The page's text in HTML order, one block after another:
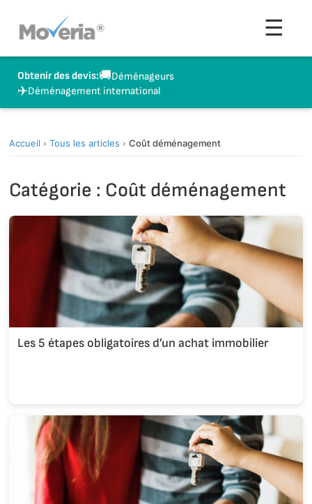
contenu
☰
Obtenir des devis:🚚Déménageurs
✈️Déménagement international
Accueil › Tous les articles › Coût déménagement
Catégorie : Coût déménagement
Les 5 étapes obligatoires d’un achat immobilier